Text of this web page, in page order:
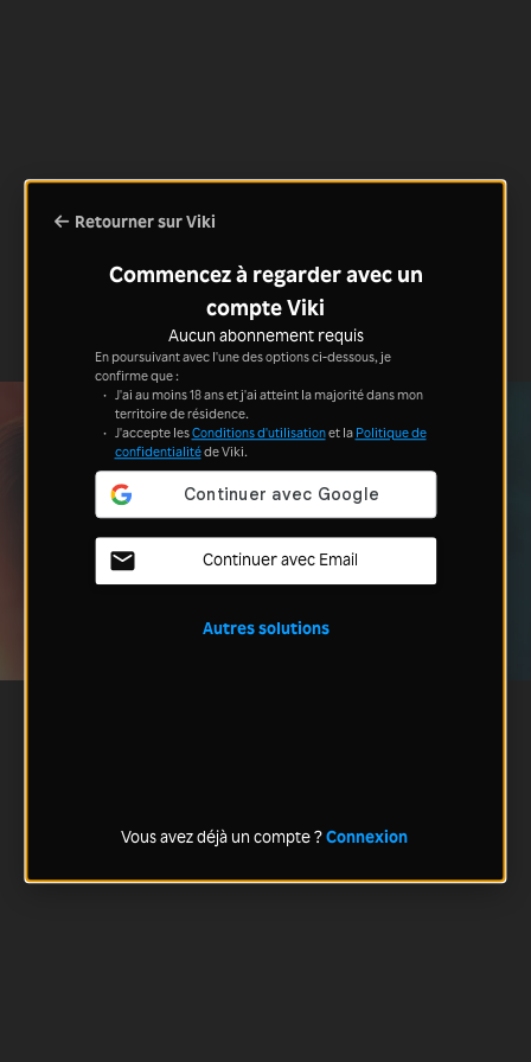
Retourner sur Viki
Commencez à regarder avec un
compte Viki
Aucun abonnement requis
En poursuivant avec l'une des options ci-dessous, je
confirme que :
J'ai au moins 18 ans et j'ai atteint la majorité dans mon
territoire de résidence.
J'accepte lesConditions d'utilisationet la Politique de
confidentialitéde Viki.
Continuer avec Email
Autres solutions
Vous avez déjà un compte ?Connexion